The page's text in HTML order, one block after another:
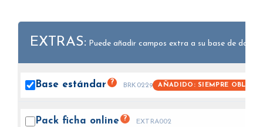
EXTRAS: Puede añadir campos extra a su base de datos.
Base estándar ? BRK0229 AÑADIDO: SIEMPRE
Pack ficha online ? EXTRA002